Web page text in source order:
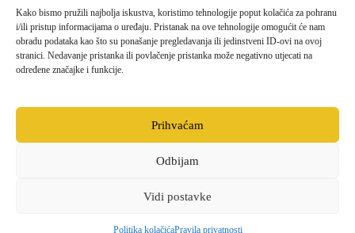
Kako bismo pružili najbolja iskustva, koristimo tehnologije poput kolačića za pohranu
i/ili pristup informacijama o uređaju. Pristanak na ove tehnologije omogućit će nam
obradu podataka kao što su ponašanje pregledavanja ili jedinstveni ID-ovi na ovoj
stranici. Nedavanje pristanka ili povlačenje pristanka može negativno utjecati na
određene značajke i funkcije.
Prihvaćam
Odbijam
Vidi postavke
Politika kolačićaPravila privatnosti